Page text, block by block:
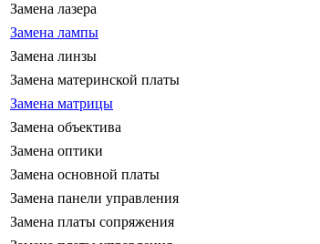
Замена лазера
Замена лампы
Замена линзы
Замена материнской платы
Замена матрицы
Замена объектива
Замена оптики
Замена основной платы
Замена панели управления
Замена платы сопряжения